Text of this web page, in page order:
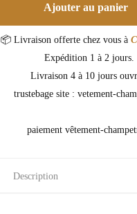
Ajouter au panier
📦 Livraison offerte chez vous à
Expédition 1 à 2 jours.
Livraison 4 à 10 jours
Description